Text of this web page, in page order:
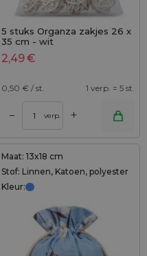
5 stuks Organza zakjes 26 x
35 cm - wit
2,49€
0,50 € / st. 1 verp. = 5 st.
– verp. +
Maat: 13x18 cm
Stof: Linnen, Katoen, polyester
Kleur: